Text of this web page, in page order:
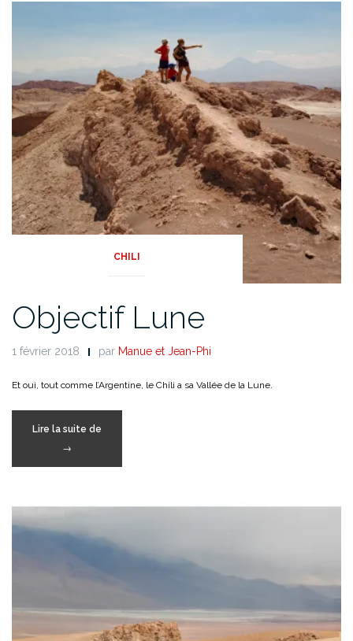
CHILI
Objectif Lune
1 février 2018 par Manue et Jean-Phi
Et oui, tout comme l’Argentine, le Chili a sa Vallée de la Lune.
Lire la suite de
→